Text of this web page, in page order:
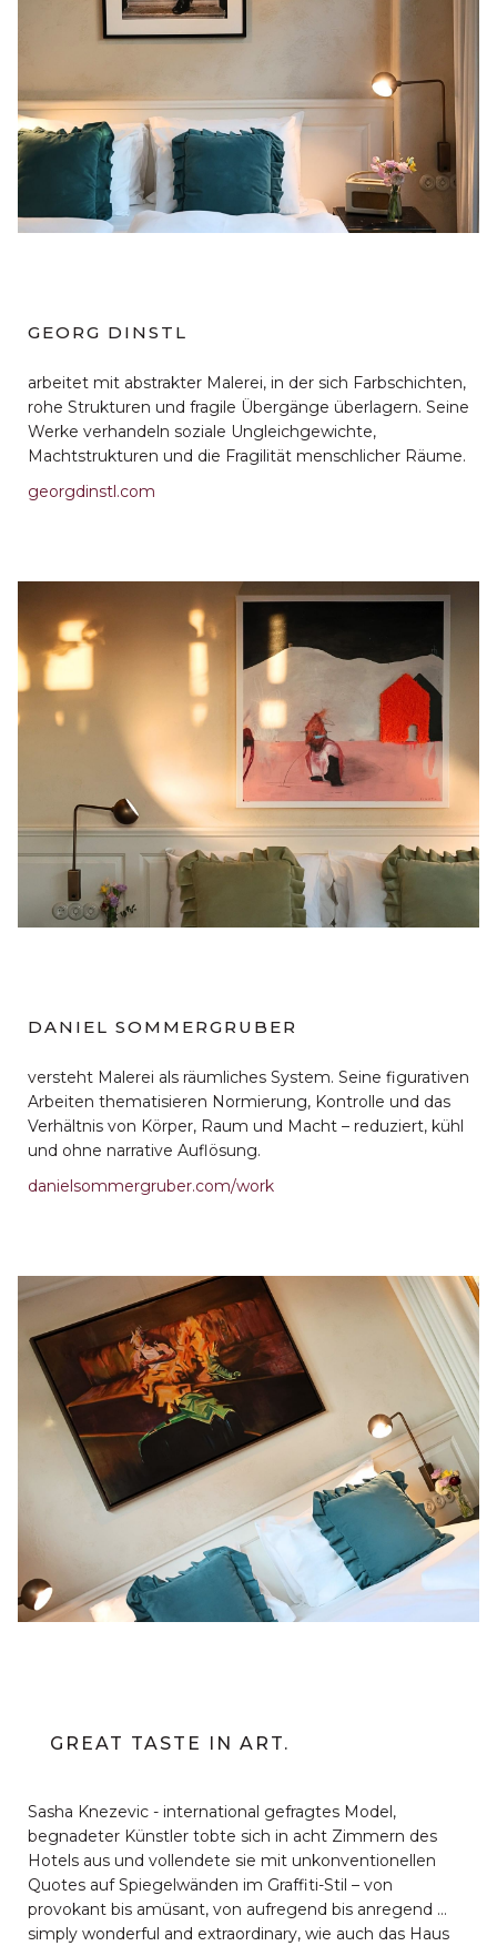
GEORG DINSTL
arbeitet mit abstrakter Malerei, in der sich Farbschichten,
rohe Strukturen und fragile Übergänge überlagern. Seine
Werke verhandeln soziale Ungleichgewichte,
Machtstrukturen und die Fragilität menschlicher Räume.
georgdinstl.com
DANIEL SOMMERGRUBER
versteht Malerei als räumliches System. Seine figurativen
Arbeiten thematisieren Normierung, Kontrolle und das
Verhältnis von Körper, Raum und Macht – reduziert, kühl
und ohne narrative Auflösung.
danielsommergruber.com/work
GREAT TASTE IN ART.
Sasha Knezevic - international gefragtes Model,
begnadeter Künstler tobte sich in acht Zimmern des
Hotels aus und vollendete sie mit unkonventionellen
Quotes auf Spiegelwänden im Graffiti-Stil – von
provokant bis amüsant, von aufregend bis anregend …
simply wonderful and extraordinary, wie auch das Haus